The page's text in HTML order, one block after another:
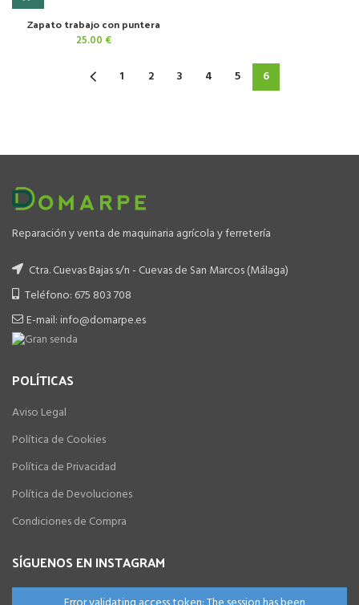
Zapato trabajo con puntera
25.00 €
1 2 3 4 5 6
Reparación y venta de maquinaria agrícola y ferretería
Ctra. Cuevas Bajas s/n - Cuevas de San Marcos (Málaga)
Teléfono: 675 803 708
E-mail: info@domarpe.es
POLÍTICAS
Aviso Legal
Política de Cookies
Política de Privacidad
Política de Devoluciones
Condiciones de Compra
SÍGUENOS EN INSTAGRAM